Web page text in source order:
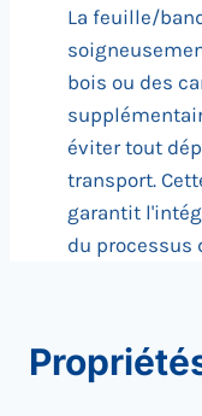
La feuille/
bois ou des
éviter tout
transport.
garantit
du processus